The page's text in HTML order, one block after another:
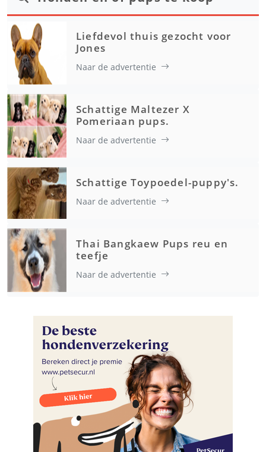
Liefdevol thuis gezocht voor
Jones
Naar de advertentie
Schattige Maltezer X
Pomeriaan pups.
Naar de advertentie
Schattige Toypoedel-puppy's.
Naar de advertentie
Thai Bangkaew Pups reu en
teefje
Naar de advertentie